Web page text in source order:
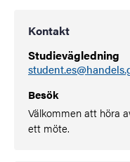
Kontakt
Studievägledning
Besök
Välkommen att höra
ett möte.